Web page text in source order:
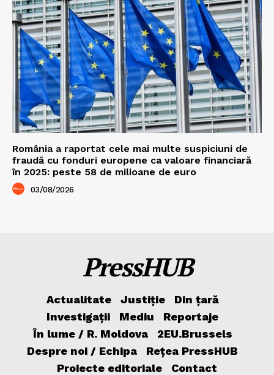
România a raportat cele mai multe suspiciuni de
fraudă cu fonduri europene ca valoare financiară
în 2025: peste 58 de milioane de euro
03/08/2026
PressHUB
Actualitate Justiție
Din țară
Investigații
Mediu
Reportaje
În lume / R. Moldova
2EU.Brussels
Despre noi / Echipa
Rețea PressHUB
Proiecte editoriale
Contact